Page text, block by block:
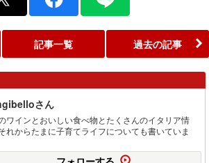
記事一覧 過去の記事
さん
ワインとおいしい食べ物とたくさんのイタリア情
れからたまに子育てライフについても書いていま